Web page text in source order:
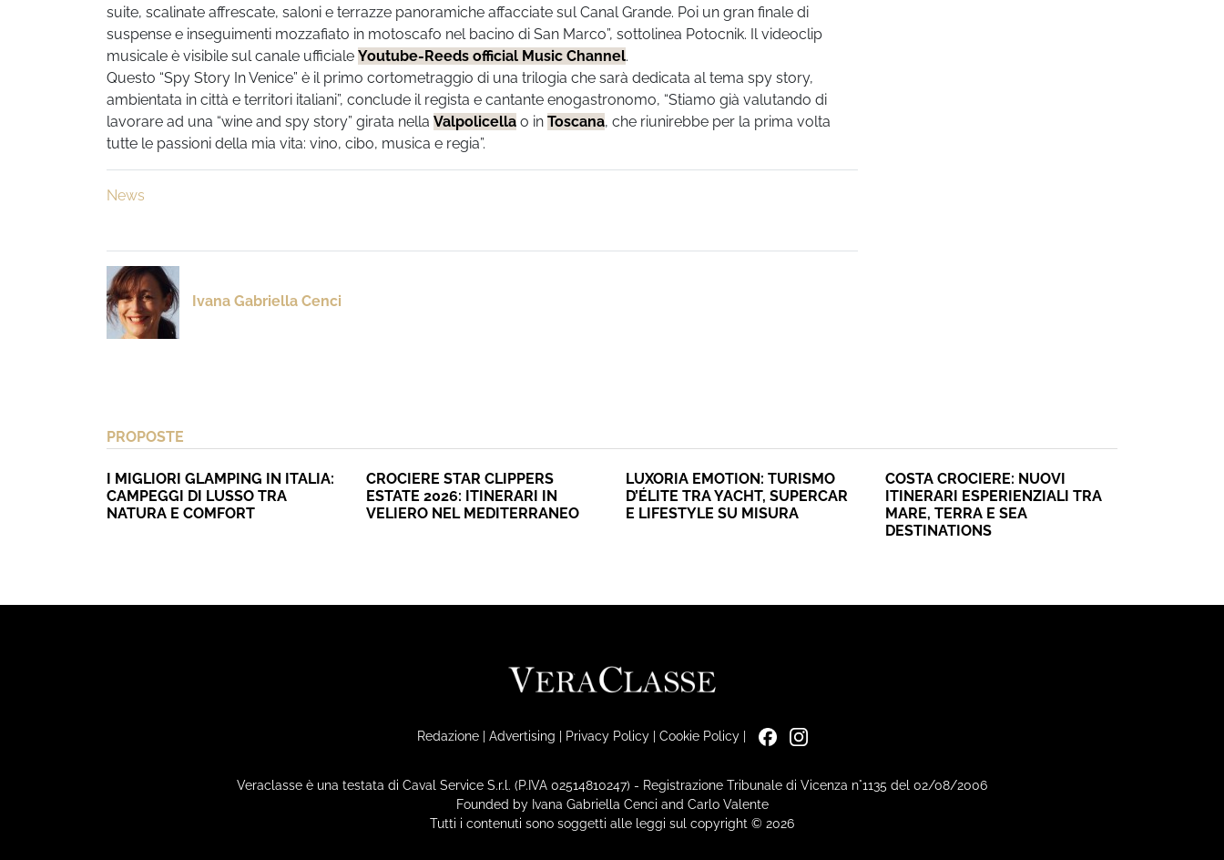
suite, scalinate affrescate, saloni e terrazze panoramiche affacciate sul Canal Grande. Poi un gran finale di
suspense e inseguimenti mozzafiato in motoscafo nel bacino di San Marco”, sottolinea Potocnik. Il videoclip
musicale è visibile sul canale ufficiale Youtube-Reeds official Music Channel.
Questo “Spy Story In Venice” è il primo cortometraggio di una trilogia che sarà dedicata al tema spy story,
ambientata in città e territori italiani”, conclude il regista e cantante enogastronomo, “Stiamo già valutando di
lavorare ad una “wine and spy story” girata nella Valpolicella o in Toscana, che riunirebbe per la prima volta
tutte le passioni della mia vita: vino, cibo, musica e regia”.
News
Ivana Gabriella Cenci
PROPOSTE
I MIGLIORI GLAMPING IN ITALIA:
CAMPEGGI DI LUSSO TRA
NATURA E COMFORT
CROCIERE STAR CLIPPERS
ESTATE 2026: ITINERARI IN
VELIERO NEL MEDITERRANEO
LUXORIA EMOTION: TURISMO
D’ÉLITE TRA YACHT, SUPERCAR
E LIFESTYLE SU MISURA
COSTA CROCIERE: NUOVI
ITINERARI ESPERIENZIALI TRA
MARE, TERRA E SEA
DESTINATIONS
Redazione| Advertising | Privacy Policy| Cookie Policy|
Veraclasse è una testata di Caval Service S.r.l. (P.IVA 02514810247) - Registrazione Tribunale di Vicenza n°1135 del 02/08/2006
Founded by Ivana Gabriella Cenci and Carlo Valente
Tutti i contenuti sono soggetti alle leggi sul copyright © 2026